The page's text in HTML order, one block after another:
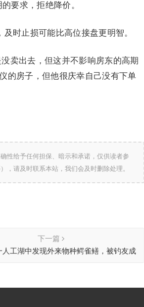
要求，拒绝降价。
时止损可能比高位接盘更明智。
卖出去，但这并不影响房东的高期
的房子，但他很庆幸自己没有下单
性给予任何担保、暗示和承诺，仅供读者参
，请及时联系本站，我们会及时删除处理。
下一篇
人工湖中发现外来物种鳄雀鳝，被钓友成